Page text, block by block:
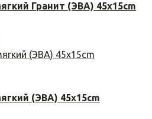
Гранит (ЭВА) 45x15cm
(ЭВА) 45x15cm